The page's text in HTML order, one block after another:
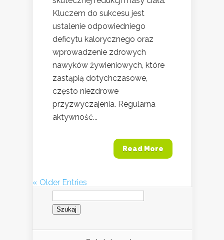
Kluczem do sukcesu jest
ustalenie odpowiedniego
deficytu kalorycznego oraz
wprowadzenie zdrowych
nawyków żywieniowych, które
zastąpią dotychczasowe,
często niezdrowe
przyzwyczajenia. Regularna
aktywność...
Read More
« Older Entries
Szukaj: